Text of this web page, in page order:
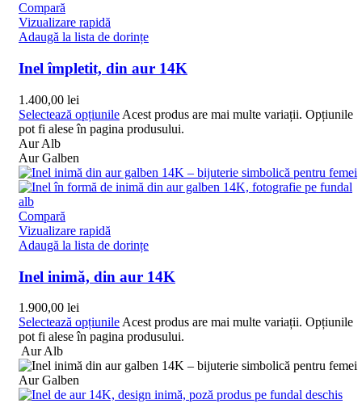
Compară
Vizualizare rapidă
Adaugă la lista de dorințe
Inel împletit, din aur 14K
1.400,00 lei
Selectează opțiunile Acest produs are mai multe variații. Opțiunile
pot fi alese în pagina produsului.
Aur Alb
Aur Galben
Compară
Vizualizare rapidă
Adaugă la lista de dorințe
Inel inimă, din aur 14K
1.900,00 lei
Selectează opțiunile Acest produs are mai multe variații. Opțiunile
pot fi alese în pagina produsului.
Aur Alb
Aur Galben